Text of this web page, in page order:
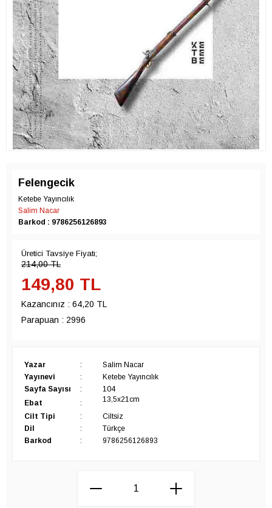
Felengecik
Ketebe Yayıncılık
Salim Nacar
Barkod : 9786256126893
Üretici Tavsiye Fiyatı;
214,00TL
149,80 TL
Kazancınız : 64,20 TL
Parapuan : 2996
Yazar :
Salim Nacar
Yayınevi
:
Ketebe Yayıncılık
Sayfa Sayısı
:
104
Ebat
:
13,5x21cm
Cilt Tipi
:
Ciltsiz
Dil
:
Türkçe
Barkod
: 9786256126893